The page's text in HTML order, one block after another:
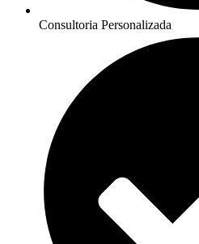
Consultoria Personalizada